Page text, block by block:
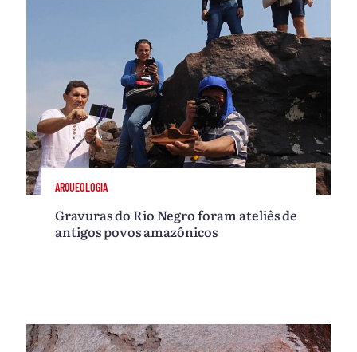
ARQUEOLOGIA
Gravuras do Rio Negro foram ateliês de
antigos povos amazônicos